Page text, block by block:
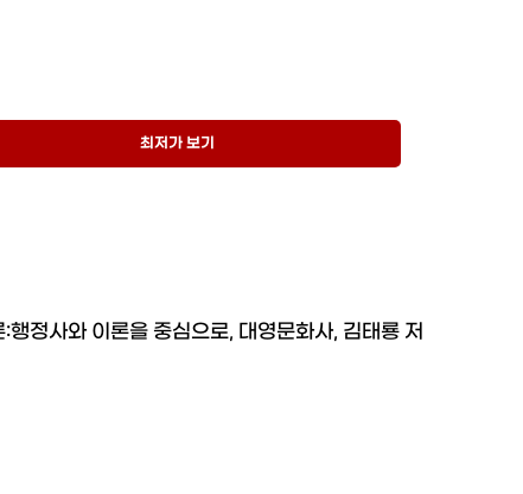
최저가 보기
행정사와 이론을 중심으로, 대영문화사, 김태룡 저